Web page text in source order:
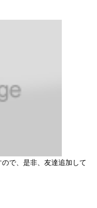
で、是非、友達追加して